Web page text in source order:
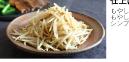
もや
もや
シン